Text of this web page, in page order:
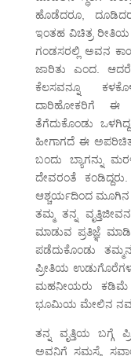
ಹೊಡೆದರೂ,
ಇಂತಹ ವಿಚಿತ್ರ
ಗಂಡಸರಲ್ಲಿ ಅವನ
ಜಾರಿತು ಎಂದ. ಆದರೆ
ಕೆಲಸವನ್ನೂ
ದಾರಿಹೋಕರಿಗೆ ಈ
ತೆಗೆದುಕೊಂಡು
ಹೀಗಾಗದೆ ಈ
ಬಂದು ಬ್ಯಾಗನ್ನು
ದೇವರಂತೆ
ಆಶ್ಚರ್ಯದಿಂದ ಮೂಗಿನ
ತಮ್ಮ ತನ್ನ
ಮಾಡುವ ಪ್ರತಿಜ್ಞೆ
ಪಡೆದುಕೊಂಡು
ಪ್ರೀತಿಯ
ಮಹನೀಯರು ಕಡಿಮೆ
ಭೂಮಿಯ ಮೇಲಿನ ನಮ್ಮ
ತನ್ನ ವೃತ್ತಿಯ ಬಗ್ಗೆ
ಅವನಿಗೆ ಸಮಸ್ಯೆ,